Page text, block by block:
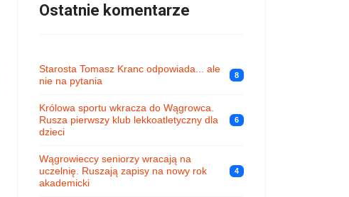
Ostatnie komentarze
Starosta Tomasz Kranc odpowiada... ale
nie na pytania
8
Królowa sportu wkracza do Wągrowca.
Rusza pierwszy klub lekkoatletyczny dla
dzieci
6
Wągrowieccy seniorzy wracają na
uczelnię. Ruszają zapisy na nowy rok
akademicki
4